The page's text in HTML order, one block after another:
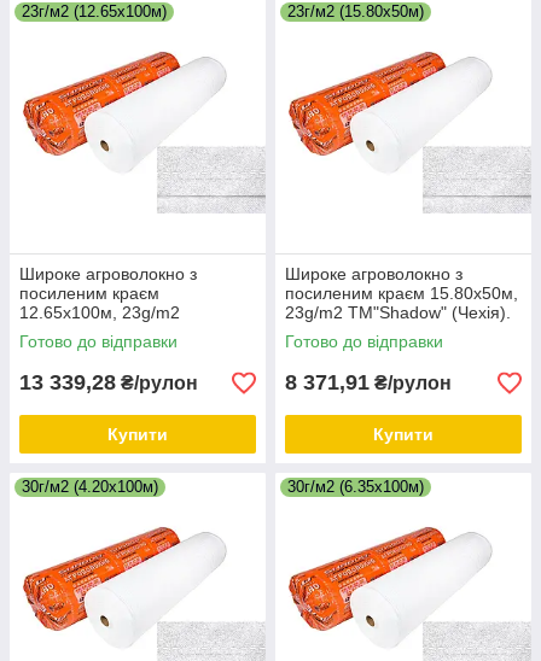
23г/м2 (12.65х100м)
Широке агроволокно з
посиленим краєм
12.65х100м, 23g/m2
ТМ"Shadow" (Чехія). Біле.
Готово до відправки
13 339,28 ₴/рулон
Купити
23г/м2 (15.80х50м)
Широке агроволокно з
посиленим краєм 15.80х50м,
23g/m2 ТМ"Shadow" (Чехія).
Біле.
Готово до відправки
8 371,91 ₴/рулон
Купити
30г/м2 (4.20х100м) 30г/м2 (6.35х100м)